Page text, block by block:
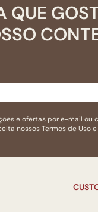
QUE
e ofertas por e-mail ou
nossosTermos de Usoe